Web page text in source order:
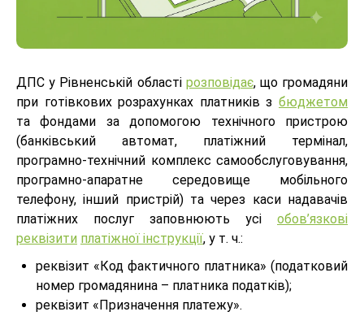
ДПС у Рівненській області розповідає, що громадяни
при готівкових розрахунках платників з бюджетом
та фондами за допомогою технічного пристрою
(банківський автомат, платіжний термінал,
програмно-технічний комплекс самообслуговування,
програмно-апаратне середовище мобільного
телефону, інший пристрій) та через каси надавачів
платіжних послуг заповнюють усі обов’язкові
реквізити платіжної інструкції, у т. ч.:
реквізит «Код фактичного платника» (податковий
номер громадянина – платника податків);
реквізит «Призначення платежу».